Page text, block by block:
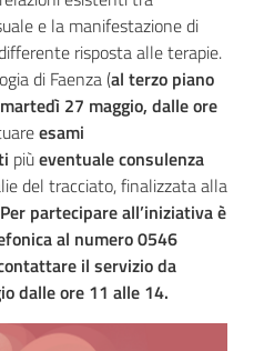
e la manifestazione di
risposta alle terapie.
di Faenza (al terzo piano
27 maggio, dalle ore
esami
piùeventualeconsulenza
del tracciato, finalizzata alla
partecipare all’iniziativa è
al numero0546
il servizioda
dalle ore 11 alle 14.